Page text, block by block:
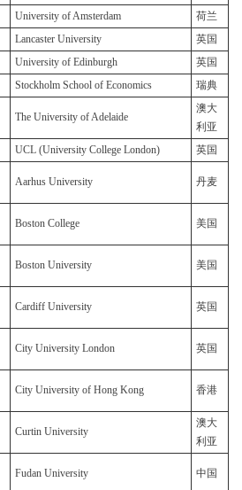
University of Amsterdam
荷兰
Lancaster University
英国
University of Edinburgh
英国
Stockholm School of Economics 瑞典
The University of Adelaide
澳大
利亚
UCL (University College London)
英国
Aarhus University 丹麦
Boston College 美国
Boston University 美国
Cardiff University 英国
City University London 英国
City University of Hong Kong 香港
Curtin University
澳大
利亚
Fudan University 中国